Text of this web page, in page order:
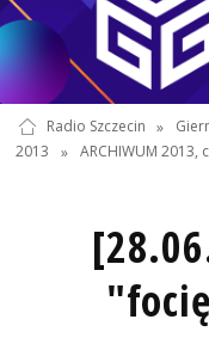
Radio Szczecin »
2013
» ARCHIWUM 2013,